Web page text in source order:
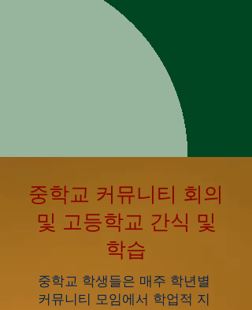
중학교 커뮤니티 회의
및 고등학교 간식 및
학습
중학교 학생들은 매주 학년별
커뮤니티 모임에서 학업적 지